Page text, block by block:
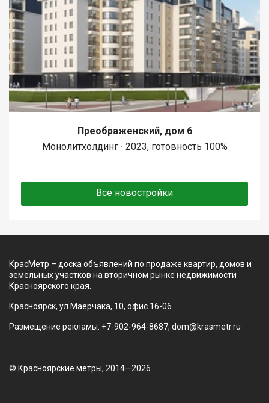
Преображенский, дом 6
Монолитхолдинг ∙ 2023, готовность 100%
Все новостройки
КрасМетр – доска объявлений по продаже квартир, домов и
земельных участков на вторичном рынке недвижимости
Красноярского края.
Красноярск, ул Маерчака, 10, офис 16-06
Размещение рекламы: +7-902-964-8687, dom@krasmetr.ru
© Красноярские метры, 2014—2026